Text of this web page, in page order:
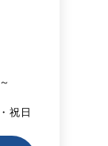
祝日